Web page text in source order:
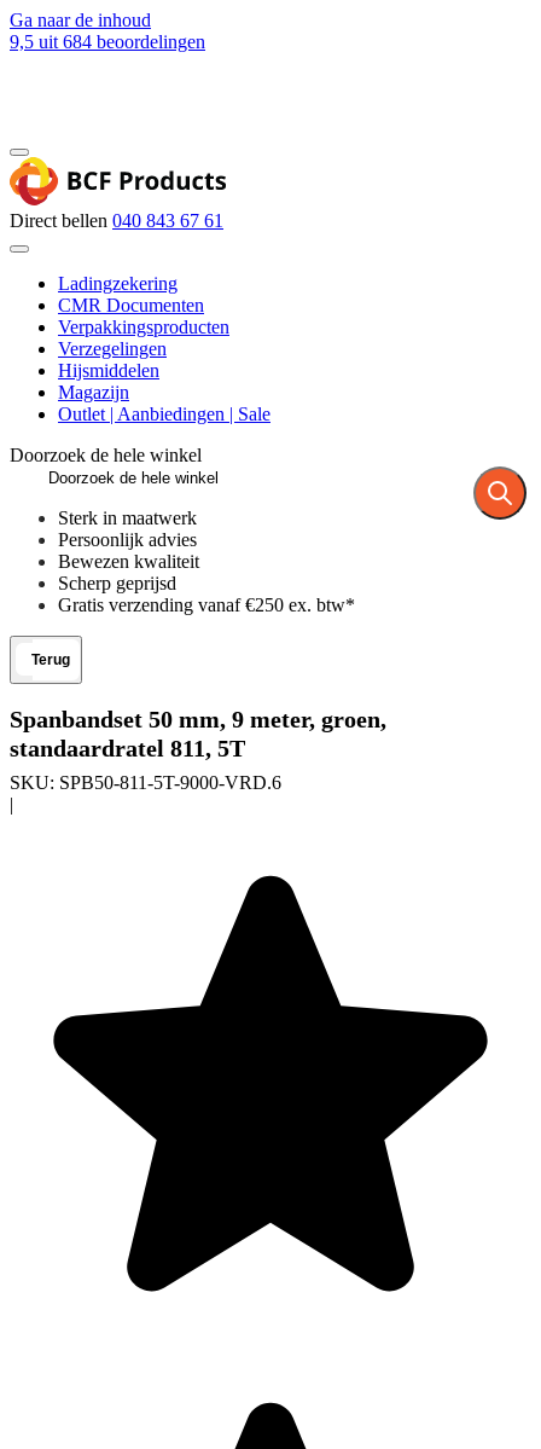
Ga naar de inhoud
9,5 uit 684 beoordelingen
Direct bellen 040 843 67 61
Ladingzekering
CMR Documenten
Verpakkingsproducten
Verzegelingen
Hijsmiddelen
Magazijn
Outlet | Aanbiedingen | Sale
Doorzoek de hele winkel
Sterk in maatwerk
Persoonlijk advies
Bewezen kwaliteit
Scherp geprijsd
Gratis verzending vanaf €250 ex. btw*
Terug
Spanbandset 50 mm, 9 meter, groen,
standaardratel 811, 5T
SKU: SPB50-811-5T-9000-VRD.6
|